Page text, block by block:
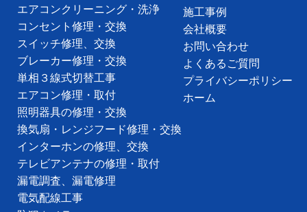
エアコンクリーニング・洗浄
コンセント修理・交換
スイッチ修理、交換
ブレーカー修理・交換
単相３線式切替工事
エアコン修理・取付
照明器具の修理・交換
換気扇・レンジフード修理・交換
インターホンの修理、交換
テレビアンテナの修理・取付
漏電調査、漏電修理
電気配線工事
施工事例
会社概要
お問い合わせ
よくあるご質問
プライバシーポリシー
ホーム